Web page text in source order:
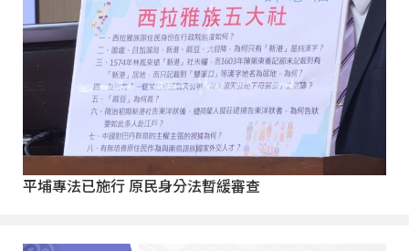
平埔專法已施行 原民身分法暫緩審查